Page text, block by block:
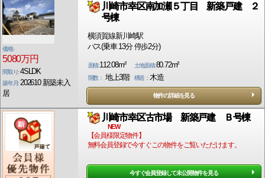
価格:
5080万円
間取り:4SLDK
築年月: 202610 新築未入
居
川崎市幸区南加瀬５丁目 新築戸建 ２
号棟
横須賀線新川崎駅
バス(乗車 13分 停歩2分)
面積:112.08m² 土地面積:80.72m²
階数： 地上3階 構造： 木造
物件の詳細を見る
川崎市幸区古市場 新築戸建 Ｂ号棟
NEW
【会員様限定物件】
無料会員登録で今すぐこの物件をご覧いただけます。
今すぐ会員登録して未公開物件を見る